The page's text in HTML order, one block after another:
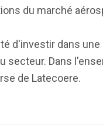
du marché
d'investir dans une
secteur. Dans
de Latecoere.